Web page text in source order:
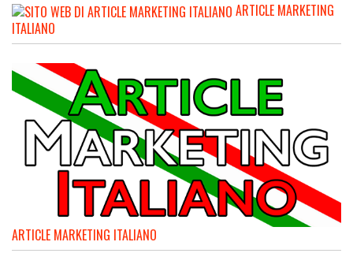
ARTICLE MARKETING
ITALIANO
ARTICLE MARKETING ITALIANO